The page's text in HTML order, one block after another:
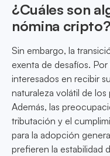
¿Cuáles son
nómina cripto?
Sin embargo, la
exenta de desafíos.
interesados en recibir
naturaleza volátil de
Además, las
tributación y el
para la adopción
prefieren la estabilidad